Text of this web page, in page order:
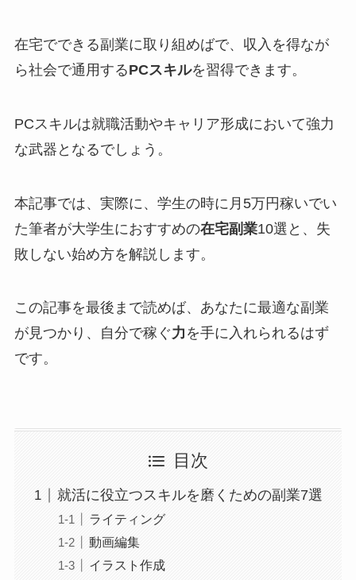
在宅でできる副業に取り組めばで、収入を得なが
ら社会で通用するPCスキルを習得できます。
PCスキルは就職活動やキャリア形成において強力
な武器となるでしょう。
本記事では、実際に、学生の時に月5万円稼いでい
た筆者が大学生におすすめの在宅副業10選と、失
敗しない始め方を解説します。
この記事を最後まで読めば、あなたに最適な副業
が見つかり、自分で稼ぐ力 を手に入れられるはず
です。
目次
就活に役立つスキルを磨くための副業7選
ライティング
動画編集
イラスト作成